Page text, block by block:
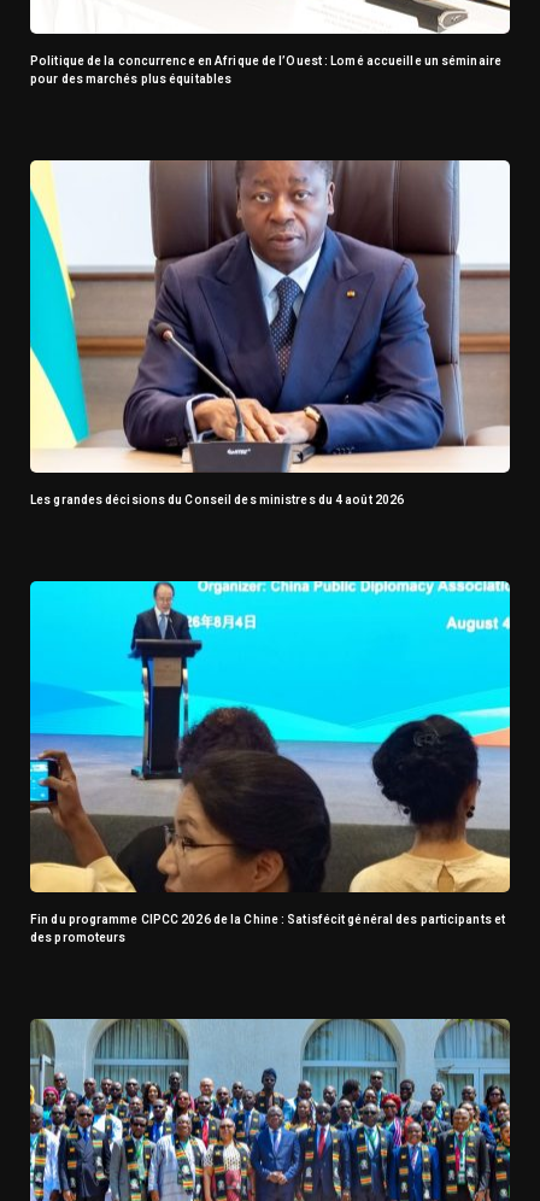
Politique de la concurrence en Afrique de l’Ouest : Lomé accueille un séminaire
pour des marchés plus équitables
Les grandes décisions du Conseil des ministres du 4 août 2026
Fin du programme CIPCC 2026 de la Chine : Satisfécit général des participants et
des promoteurs